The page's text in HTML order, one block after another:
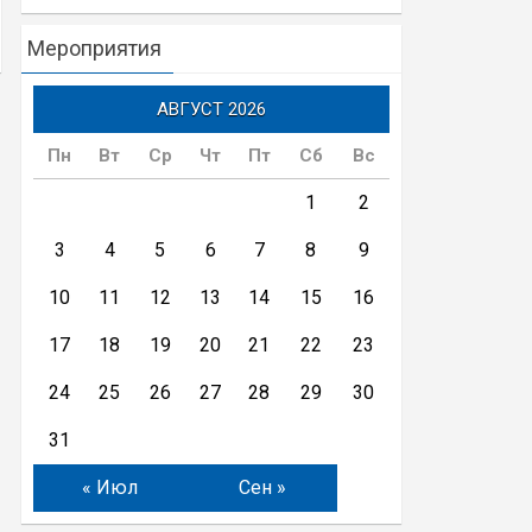
Мероприятия
АВГУСТ 2026
Пн Вт Ср Чт Пт Сб Вс
« Июл Сен »
1 2
3 4 5 6 7 8 9
10 11 12 13 14 15 16
17 18 19 20 21 22 23
24 25 26 27 28 29 30
31